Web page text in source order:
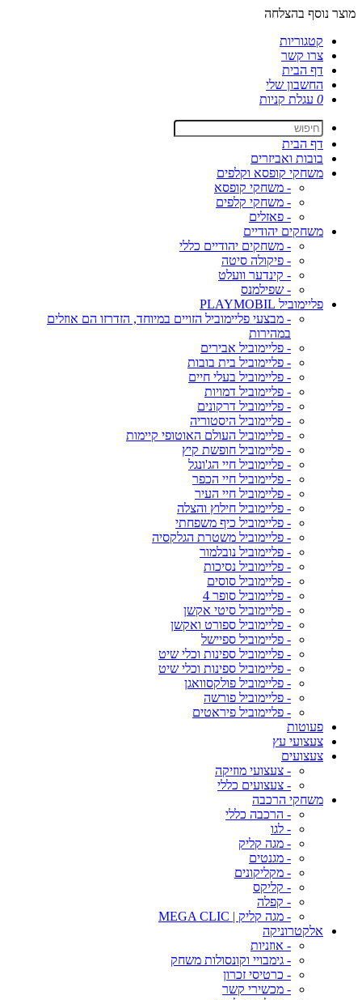
מוצר נוסף בהצלחה
קטגוריות
צרו קשר
דף הבית
החשבון שלי
0 עגלת קניות
דף הבית
בובות ואביזרים
משחקי קופסא וקלפים
- משחקי קופסא
- משחקי קלפים
- פאזלים
משחקים יהודיים
- משחקים יהודיים כללי
- פיקולה סיטה
- קינדער וועלט
- שפילמנס
פליימוביל PLAYMOBIL
- מבצעי פליימוביל הזויים במיוחד, הזדרזו הם אוזלים
במהירות
- פליימוביל אבירים
- פליימוביל בית בובות
- פליימוביל בעלי חיים
- פליימוביל דמויות
- פליימוביל דרקונים
- פליימוביל היסטוריה
- פליימוביל העולם האוטופי קיימות
- פליימוביל חופשת קיץ
- פליימוביל חיי הג'ונגל
- פליימוביל חיי הכפר
- פליימוביל חיי העיר
- פליימוביל חילוץ והצלה
- פליימוביל כיף משפחתי
- פליימוביל משטרת הגלקסיה
- פליימוביל נובלמור
- פליימוביל נסיכות
- פליימוביל סוסים
- פליימוביל סופר 4
- פליימוביל סיטי אקשן
- פליימוביל ספורט ואקשן
- פליימוביל ספיישל
- פליימוביל ספינות וכלי שיט
- פליימוביל ספינות וכלי שיט
- פליימוביל פולקסוואגן
- פליימוביל פורשה
- פליימוביל פיראטים
פעוטות
צעצועי עץ
צעצועים
- צעצועי מוזיקה
- צעצועים כללי
משחקי הרכבה
- הרכבה כללי
- לגו
- מגה קליק
- מגנטים
- מקליקונים
- קליקס
- קפלה
- מגה קליק | MEGA CLIC
אלקטרוניקה
- אוזניות
- גימבויי וקונסולות משחק
- כרטיסי זכרון
- מכשירי קשר